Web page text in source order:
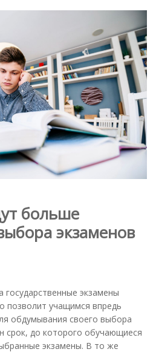
больше
экзаменов
государственные экзамены
позволит учащимся впредь
обдумывания своего выбора
срок, до которого обучающиеся
экзамены. В то же